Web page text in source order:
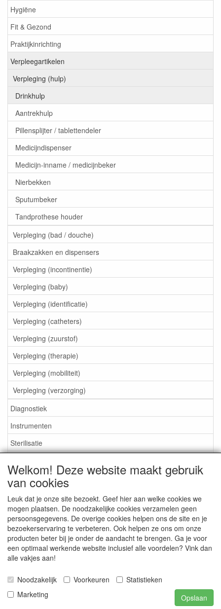
Hygiëne
Fit & Gezond
Praktijkinrichting
Verpleegartikelen
Verpleging (hulp)
Drinkhulp
Aantrekhulp
Pillensplijter / tablettendeler
Medicijndispenser
Medicijn-inname / medicijnbeker
Nierbekken
Sputumbeker
Tandprothese houder
Verpleging (bad / douche)
Braakzakken en dispensers
Verpleging (incontinentie)
Verpleging (baby)
Verpleging (identificatie)
Verpleging (catheters)
Verpleging (zuurstof)
Verpleging (therapie)
Verpleging (mobiliteit)
Verpleging (verzorging)
Diagnostiek
Instrumenten
Sterilisatie
Aktieartikelen
Medisan Trading te Alblasserdam. Alle genoemde prijzen zijn
inclusief BTW enexclusief verzendkostentenzij anders
aangegeven.
Welkom! Deze website maakt gebruik
van cookies
Leuk dat je onze site bezoekt. Geef hier aan welke cookies we
mogen plaatsen. De noodzakelijke cookies verzamelen geen
persoonsgegevens. De overige cookies helpen ons de site en je
bezoekerservaring te verbeteren. Ook helpen ze ons om onze
producten beter bij je onder de aandacht te brengen. Ga je voor
een optimaal werkende website inclusief alle voordelen? Vink dan
alle vakjes aan!
Noodzakelijk Voorkeuren
Statistieken
Marketing
Opslaan